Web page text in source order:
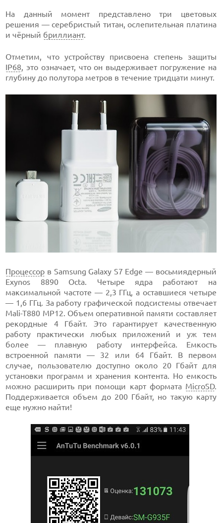
На данный момент представлено три цветовых
решения — серебристый титан, ослепительная платина
и чёрный бриллиант.
Отметим, что устройству присвоена степень защиты
IP68, это означает, что он выдерживает погружение на
глубину до полутора метров в течение тридцати минут.
Процессор в Samsung Galaxy S7 Edge — восьмиядерный
Exynos 8890 Octa. Четыре ядра работают на
максимальной частоте — 2,3 ГГц, а оставшиеся четыре
— 1,6 ГГц. За работу графической подсистемы отвечает
Mali-T880 MP12. Объем оперативной памяти составляет
рекордные 4 Гбайт. Это гарантирует качественную
работу практически любых приложений и уж тем
более — плавную работу интерфейса. Емкость
встроенной памяти — 32 или 64 Гбайт. В первом
случае, пользователю доступно около 20 Гбайт для
установки программ и хранения контента. Но емкость
можно расширить при помощи карт формата MicroSD.
Поддерживается объем до 200 Гбайт, но такую карту
еще нужно найти!